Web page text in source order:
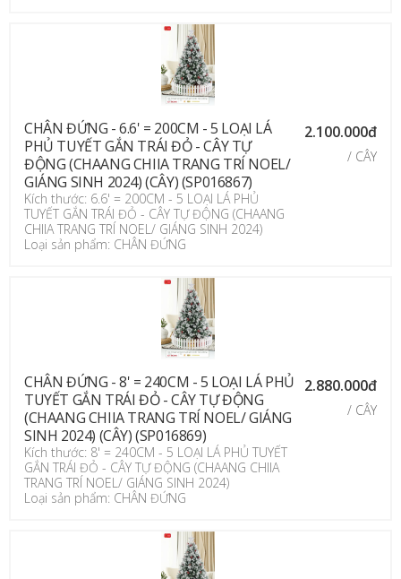
CHÂN ĐỨNG - 6.6' = 200CM - 5 LOẠI LÁ
PHỦ TUYẾT GẮN TRÁI ĐỎ - CÂY TỰ
ĐỘNG (CHAANG CHIIA TRANG TRÍ NOEL/
GIÁNG SINH 2024) (CÂY) (SP016867)
Kích thước: 6.6' = 200CM - 5 LOẠI LÁ PHỦ
TUYẾT GẮN TRÁI ĐỎ - CÂY TỰ ĐỘNG (CHAANG
CHIIA TRANG TRÍ NOEL/ GIÁNG SINH 2024)
Loại sản phẩm: CHÂN ĐỨNG
2.100.000đ
/ CÂY
CHÂN ĐỨNG - 8' = 240CM - 5 LOẠI LÁ PHỦ
TUYẾT GẮN TRÁI ĐỎ - CÂY TỰ ĐỘNG
(CHAANG CHIIA TRANG TRÍ NOEL/ GIÁNG
SINH 2024) (CÂY) (SP016869)
Kích thước: 8' = 240CM - 5 LOẠI LÁ PHỦ TUYẾT
GẮN TRÁI ĐỎ - CÂY TỰ ĐỘNG (CHAANG CHIIA
TRANG TRÍ NOEL/ GIÁNG SINH 2024)
Loại sản phẩm: CHÂN ĐỨNG
2.880.000đ
/ CÂY